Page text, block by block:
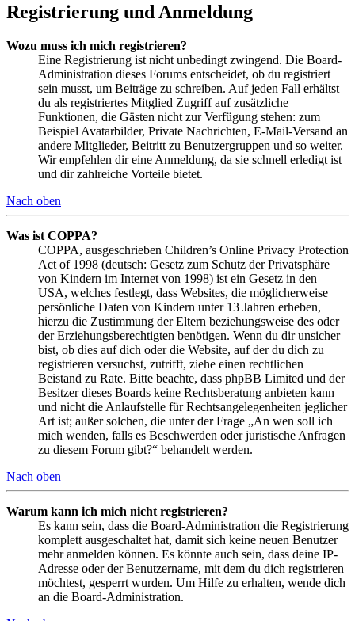
Registrierung und Anmeldung
Wozu muss ich mich registrieren?
Eine Registrierung ist nicht unbedingt zwingend. Die Board-
Administration dieses Forums entscheidet, ob du registriert
sein musst, um Beiträge zu schreiben. Auf jeden Fall erhältst
du als registriertes Mitglied Zugriff auf zusätzliche
Funktionen, die Gästen nicht zur Verfügung stehen: zum
Beispiel Avatarbilder, Private Nachrichten, E-Mail-Versand an
andere Mitglieder, Beitritt zu Benutzergruppen und so weiter.
Wir empfehlen dir eine Anmeldung, da sie schnell erledigt ist
und dir zahlreiche Vorteile bietet.
Nach oben
Was ist COPPA?
COPPA, ausgeschrieben Children’s Online Privacy Protection
Act of 1998 (deutsch: Gesetz zum Schutz der Privatsphäre
von Kindern im Internet von 1998) ist ein Gesetz in den
USA, welches festlegt, dass Websites, die möglicherweise
persönliche Daten von Kindern unter 13 Jahren erheben,
hierzu die Zustimmung der Eltern beziehungsweise des oder
der Erziehungsberechtigten benötigen. Wenn du dir unsicher
bist, ob dies auf dich oder die Website, auf der du dich zu
registrieren versuchst, zutrifft, ziehe einen rechtlichen
Beistand zu Rate. Bitte beachte, dass phpBB Limited und der
Besitzer dieses Boards keine Rechtsberatung anbieten kann
und nicht die Anlaufstelle für Rechtsangelegenheiten jeglicher
Art ist; außer solchen, die unter der Frage „An wen soll ich
mich wenden, falls es Beschwerden oder juristische Anfragen
zu diesem Forum gibt?“ behandelt werden.
Nach oben
Warum kann ich mich nicht registrieren?
Es kann sein, dass die Board-Administration die Registrierung
komplett ausgeschaltet hat, damit sich keine neuen Benutzer
mehr anmelden können. Es könnte auch sein, dass deine IP-
Adresse oder der Benutzername, mit dem du dich registrieren
möchtest, gesperrt wurden. Um Hilfe zu erhalten, wende dich
an die Board-Administration.